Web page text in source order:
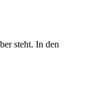
steht. In den